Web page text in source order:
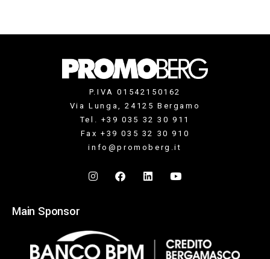
P.IVA 01542150162
Via Lunga, 24125 Bergamo
Tel. +39 035 32 30 911
Fax +39 035 32 30 910
info@promoberg.it
Main Sponsor